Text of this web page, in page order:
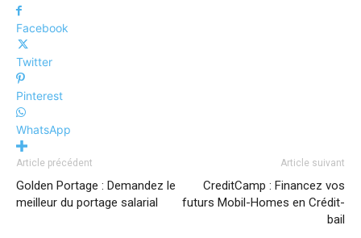
Facebook
Twitter
Pinterest
WhatsApp
Article précédent
Golden Portage : Demandez le
meilleur du portage salarial
Article suivant
CreditCamp : Financez vos
futurs Mobil-Homes en Crédit-
bail